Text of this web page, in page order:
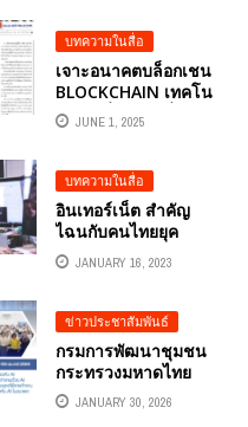
บทความในสื่อ
เจาะอนาคตบล็อกเชน
BLOCKCHAIN เทคโน
โลยีเปลี่ยนโลกที่คุณ
ต้องรู้ บทความ
รายปักษ์ วันที่ 1-15
มิถุนายน 2568 โดย
คอลัมนีสต์ อ.ดร.ต้น
รัก ธวัชชัย สุขสีดา
อาจารย์สอนด้านการ
เชี่ยวชาญด้านการ
ตลาดออนไลน์
JUNE 1, 2025
บทความในสื่อ
อินเทอร์เน็ต สำคัญ
ไฉนกับคนไทยยุค
ปัจจุบัน บทความ
หนังสือพิมพ์ อปท.นิ
การปกครองส่วนท้อง
ถิ่น เพื่อพัฒนาประเทศ
สู่ความเข้มแข็งและ
มั่นคง.
JANUARY 16, 2023
ข่าวประชาสัมพันธ์
กรมการพัฒนาชุมชน
กระทรวงมหาดไทย
เชิญ ดร.ธวัชชัย สุขสี
ดา เป็นวิทยากรพิเศษ
JANUARY 30, 2026
เพื่อการค้าระหว่าง
วัชชัย สุขสีดา